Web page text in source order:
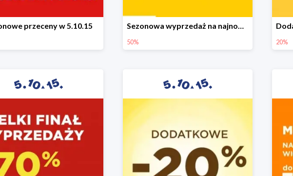
przeceny w 5.10.15 Sezonowa wyprzedaż na najnowszą kolekcję do -50%
50% 20%